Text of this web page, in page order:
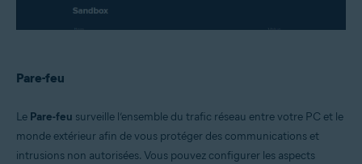
Pare-feu
Le Pare-feu surveille l’ensemble du trafic réseau entre votre PC et le
monde extérieur afin de vous protéger des communications et
intrusions non autorisées. Vous pouvez configurer les aspects